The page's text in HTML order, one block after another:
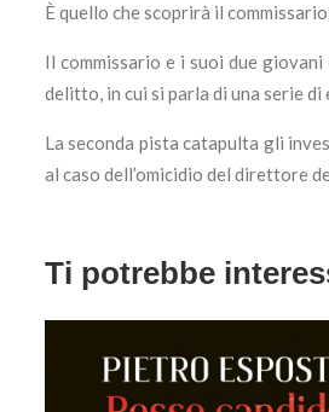
È quello che scoprirà il
Il commissario e i suoi due
delitto, in cui si parla di una serie
La seconda pista catapulta gli
al caso dell’omicidio del direttore
Ti potrebbe